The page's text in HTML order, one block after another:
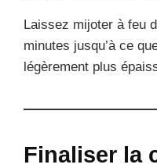
Laissez mijoter à feu
minutes jusqu’à ce
légèrement plus
Finaliser la